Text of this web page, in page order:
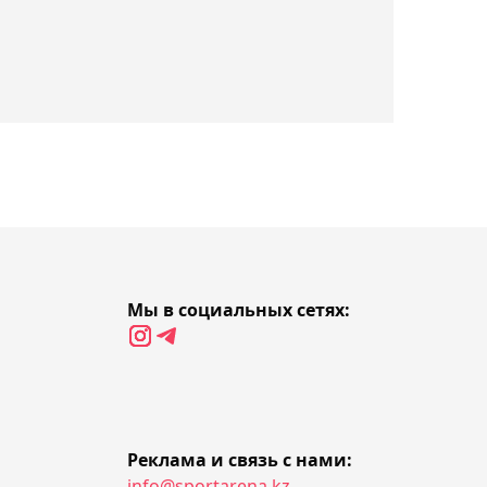
Владимир Чебурин
17:14, Сегодня
Мы в социальных сетях:
Реклама и связь с нами: